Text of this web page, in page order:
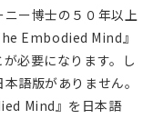
ー博士の５０年以上
Embodied Mind』
必要になります。し
語版がありません。
Mind』を日本語